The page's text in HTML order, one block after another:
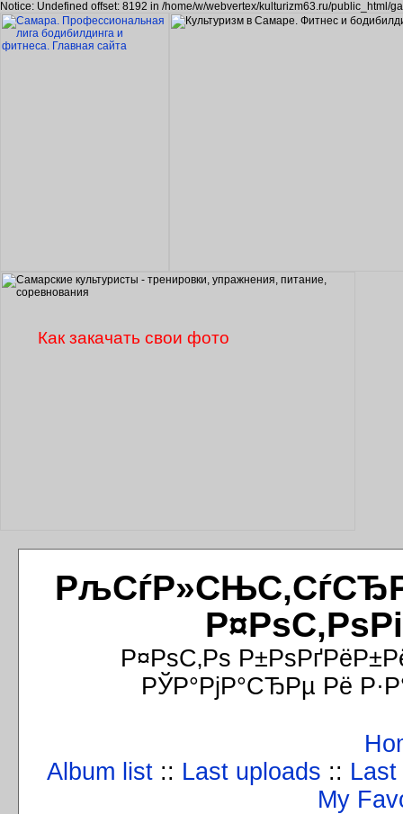
Notice: Undefined offset: 8192 in /home/w/webvertex/kulturizm63.ru/public_html/
Р¤РѕС‚Рѕ
РЎР°РјР°СЂРµ Рё
Album list :: Last uploads ::
My
Как закачать свои фото